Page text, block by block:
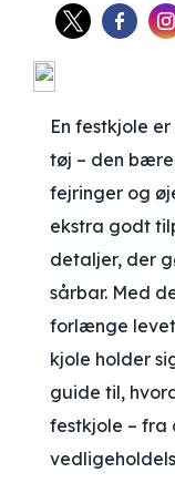
En festkjole
tøj – den
fejringer og
ekstra godt
detaljer, der
sårbar. Med
forlænge
kjole holder
guide til,
festkjole – fra